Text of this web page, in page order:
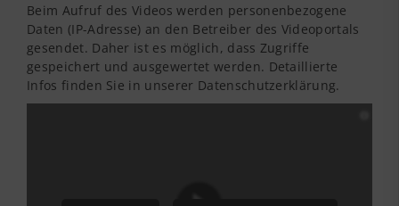
Beim Aufruf des Videos werden personenbezogene
Daten (IP-Adresse) an den Betreiber des Videoportals
gesendet. Daher ist es möglich, dass Zugriffe
gespeichert und ausgewertet werden. Detaillierte
Infos finden Sie in unserer Datenschutzerklärung.